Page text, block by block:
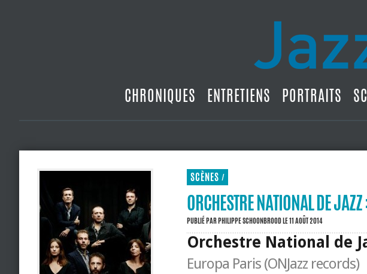
CHRONIQUES ENTRETIENS PORTRAITS
SCÈNES /
ORCHESTRE NATIONAL DE
PUBLIÉ PARPHILIPPE SCHOONBROODLE 11 AOÛT 2014
Orchestre National de
Europa Paris (ONJazz records)